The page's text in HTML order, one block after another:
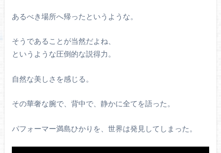
あるべき場所へ帰ったというような。
そうであることが当然だよね、
というような圧倒的な説得力。
自然な美しさを感じる。
その華奢な腕で、背中で、静かに全てを語った。
パフォーマー満島ひかりを、世界は発見してしまった。